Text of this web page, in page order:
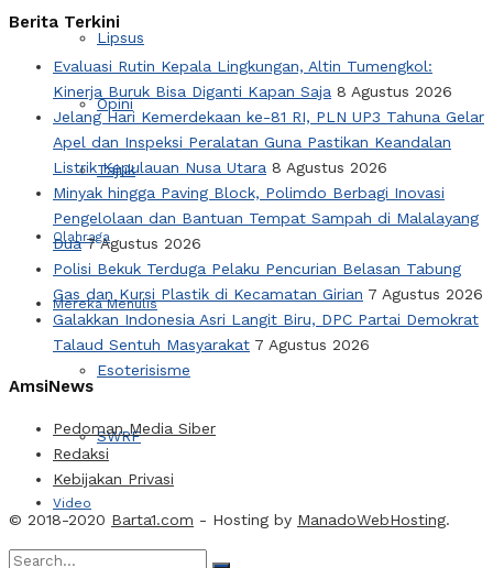
Lipsus
Opini
Tajuk
Olahraga
Mereka Menulis
Esoterisisme
SWRF
Video
Berita Terkini
Evaluasi Rutin Kepala Lingkungan, Altin Tumengkol:
Kinerja Buruk Bisa Diganti Kapan Saja 8 Agustus 2026
Jelang Hari Kemerdekaan ke-81 RI, PLN UP3 Tahuna Gelar
Apel dan Inspeksi Peralatan Guna Pastikan Keandalan
Listrik Kepulauan Nusa Utara 8 Agustus 2026
Minyak hingga Paving Block, Polimdo Berbagi Inovasi
Pengelolaan dan Bantuan Tempat Sampah di Malalayang
Dua 7 Agustus 2026
Polisi Bekuk Terduga Pelaku Pencurian Belasan Tabung
Gas dan Kursi Plastik di Kecamatan Girian 7 Agustus 2026
Galakkan Indonesia Asri Langit Biru, DPC Partai Demokrat
Talaud Sentuh Masyarakat 7 Agustus 2026
AmsiNews
Pedoman Media Siber
Redaksi
Kebijakan Privasi
© 2018-2020 Barta1.com - Hosting by ManadoWebHosting.